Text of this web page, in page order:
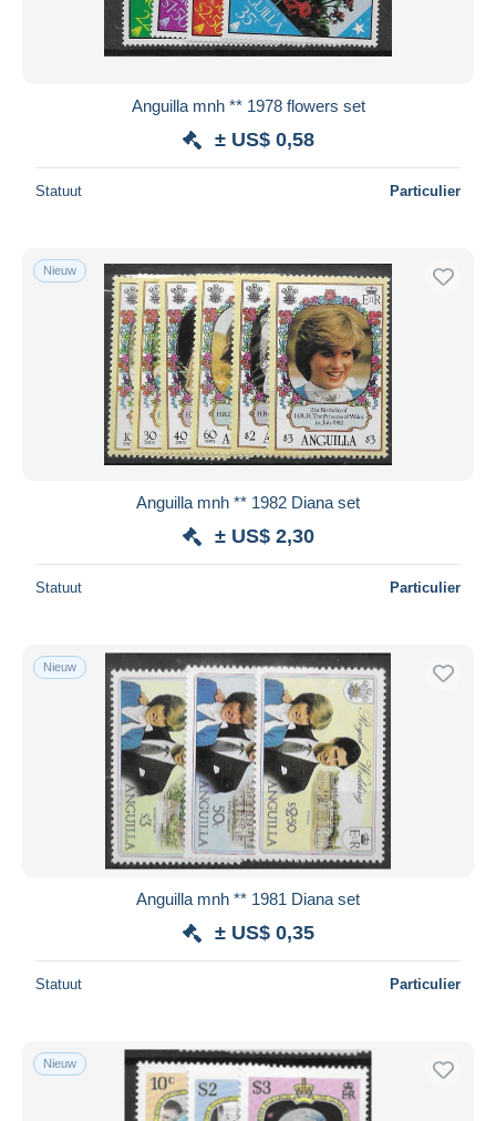
Anguilla mnh ** 1978 flowers set
± US$ 0,58
Statuut Particulier
Nieuw
Anguilla mnh ** 1982 Diana set
± US$ 2,30
Statuut Particulier
Nieuw
Anguilla mnh ** 1981 Diana set
± US$ 0,35
Statuut Particulier
Nieuw